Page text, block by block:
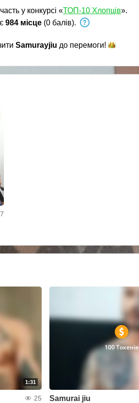
у конкурсі «ТОП-10 Хлопців».
984 місце (0 балів).
Samurayjiu до перемоги!
1:31
25
100 Токенів
Samurai jiu